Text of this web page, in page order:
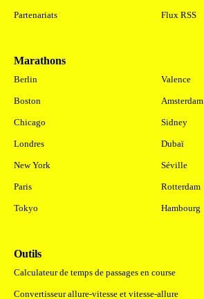
Partenariats Flux RSS
Marathons
Berlin
Boston
Chicago
Londres
New York
Paris
Tokyo
Valence
Amsterdam
Sidney
Dubaï
Séville
Rotterdam
Hambourg
Outils
Calculateur de temps de passages en course
Convertisseur allure-vitesse et vitesse-allure